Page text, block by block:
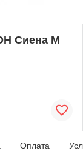
Сиена М
Оплата